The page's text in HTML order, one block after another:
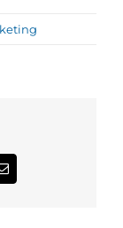
Correo
electrónico